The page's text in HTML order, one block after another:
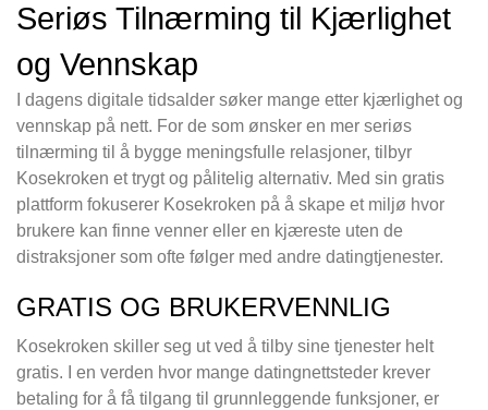
Seriøs Tilnærming til Kjærlighet
og Vennskap
I dagens digitale tidsalder søker mange etter kjærlighet og
vennskap på nett. For de som ønsker en mer seriøs
tilnærming til å bygge meningsfulle relasjoner, tilbyr
Kosekroken et trygt og pålitelig alternativ. Med sin gratis
plattform fokuserer Kosekroken på å skape et miljø hvor
brukere kan finne venner eller en kjæreste uten de
distraksjoner som ofte følger med andre datingtjenester.
GRATIS OG BRUKERVENNLIG
Kosekroken skiller seg ut ved å tilby sine tjenester helt
gratis. I en verden hvor mange datingnettsteder krever
betaling for å få tilgang til grunnleggende funksjoner, er